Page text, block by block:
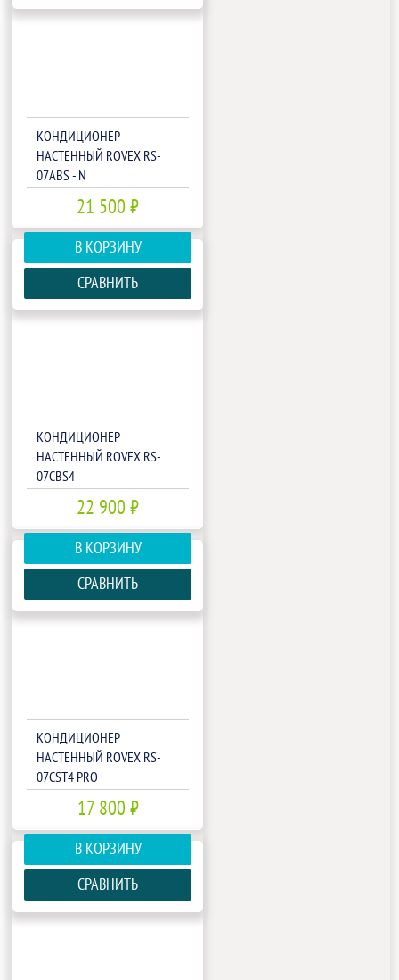
КОНДИЦИОНЕР
НАСТЕННЫЙ ROVEX RS-
07ABS - N
21 500 ₽
В КОРЗИНУ
СРАВНИТЬ
КОНДИЦИОНЕР
НАСТЕННЫЙ ROVEX RS-
07CBS4
22 900 ₽
В КОРЗИНУ
СРАВНИТЬ
КОНДИЦИОНЕР
НАСТЕННЫЙ ROVEX RS-
07CST4 PRO
17 800 ₽
В КОРЗИНУ
СРАВНИТЬ